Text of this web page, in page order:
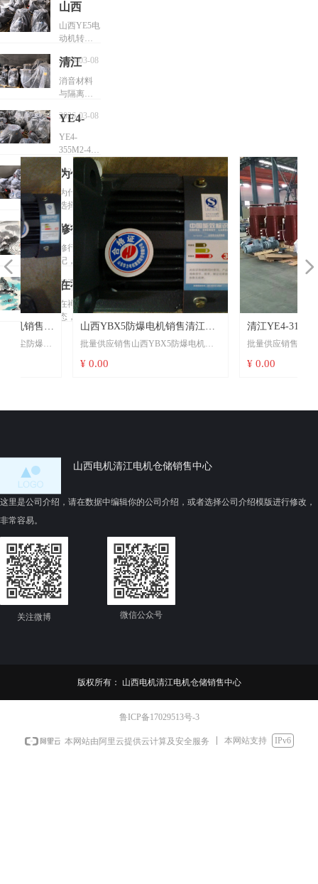
山西
YE5电
动机转
子铁心
外圆精
加工技
山西YE5电
动机转子
精加工，
应以
T/CEEIA
顶层依
执行同轴
度
≤0.5mm、
粗糙度
≤3.2μm、
尺寸公差
±0.05mm三
大硬指
标，并强
制采用圆
盘车刀+定
位轴套工
艺组合。
当前缺乏
山西本地
细化规
程，建议
企业结合
标准-铸铝
利技术
（如防热
段磨削3、
制定内控
书。待验
证点：山
西电机制
造有限公
外圆精加
2026-03-08
清江
YE5电
机电磁
噪声的
析
消音材料
与隔离技
机内部或
外部加装
隔音垫、
消音罩等
吸隔声组
件，阻断
噪声传播
路径1；
YE5电机明
确提及“使
用消音材
料”以吸收
或隔离噪
音1。
变频工况
适配：当
YE5电机配
时，可通
过调整载
至9kHz）
声8；该方
等静音敏
2026-03-08
YE4-
355M2-
4-
250KW
电机适
合什么
设备场
景工作
YE4-
355M2-4-
250KW电
机适合什
么设备场
景工作
2025-04-12
为什么
要选择
山西
YE4电
机清江
YE4-
4-
280KW
电机
为什么要
选择山西
YE4电机清
江YE4-
355L1-4-
280KW电
机
2025-04-12
修行日
记，佛
陀说人
生的确
充满痛
苦，但
也有很
多美好
修行日
记，佛陀
说人生的
确充满痛
苦，但也
有很多美
2025-02-13
在禅定
状态，
佛陀辩
在无数
在禅定状
态，佛陀
辩察自己
体内存在
2025-02-13
售山
防爆
防爆电
需宽
更合
热与
山西YBX5防爆电机销售清江
YBX5一级能效电动机可以互换
替代国标安装尺寸
批量供应销售山西YBX5防爆电机销
售清江YBX5一级能效电动机可以互
清江YBX5更成熟14。
验证要点：采购时务必核对防爆标志
（IP55为标配）、F级绝缘及第三方节
¥ 0.00
清江YE4-315L2-4-
售山西YE4电机货期
同守信用
批量供应销售清江YE4-
机@销售山西YE4电机
¥ 0.00
넳 넲
版权所有： 山西电机清江电机仓储销售中心
这里是公司介绍，请在数据中编辑你的公司介绍，或者选择公司介绍模版进行修改，
非常容易。
山西电机清江电机仓储销售中心
微信公众号
关注微博
鲁ICP备17029513号-3
本网站由阿里云提供云计算及安全服务 本网站支持 IPv6